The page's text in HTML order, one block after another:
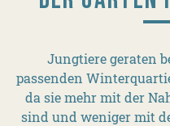
Jungtiere geraten
passenden
da sie mehr mit der
sind und weniger mit